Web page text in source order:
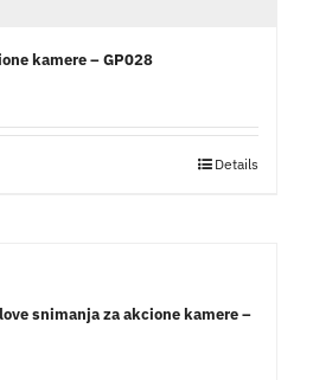
kamere – GP028
Details
snimanja za akcione kamere –